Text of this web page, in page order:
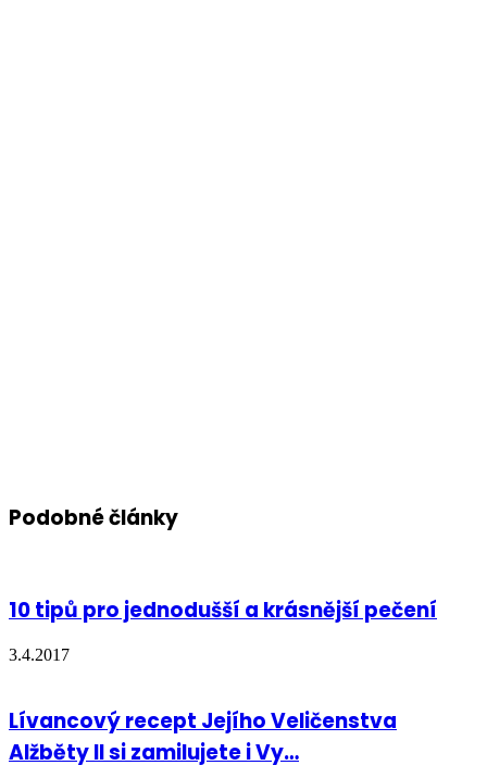
Podobné články
10 tipů pro jednodušší a krásnější pečení
3.4.2017
Lívancový recept Jejího Veličenstva
Alžběty II si zamilujete i Vy…